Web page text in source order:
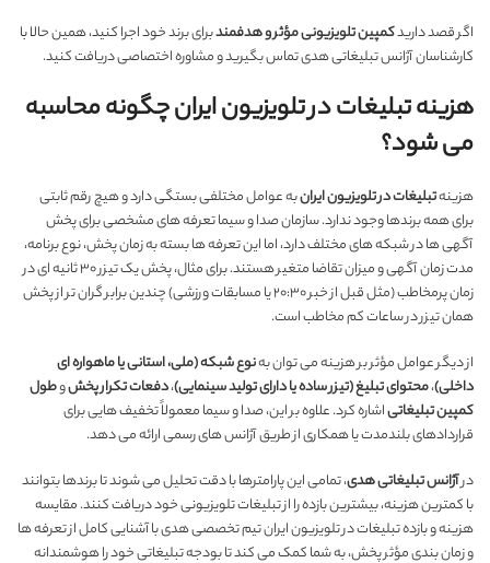
اگر قصد داریدکمپین تلویزیونی مؤثر و هدفمندبرای برند خود اجرا کنید، همین حالا با
کارشناسان آژانس تبلیغاتی هدی تماس بگیرید و مشاوره اختصاصی دریافت کنید.
هزینه تبلیغات در تلویزیون ایران چگونه محاسبه
می شود؟
هزینهتبلیغات در تلویزیون ایرانبه عوامل مختلفی بستگی دارد و هیچ رقم ثابتی
برای همه برندها وجود ندارد. سازمان صدا و سیما تعرفه های مشخصی برای پخش
آگهی ها در شبکه های مختلف دارد، اما این تعرفه ها بسته به زمان پخش، نوع برنامه،
مدت زمان آگهی و میزان تقاضا متغیر هستند. برای مثال، پخش یک تیزر ۳۰ ثانیه ای در
زمان پرمخاطب (مثل قبل از خبر ۲۰:۳۰ یا مسابقات ورزشی) چندین برابر گران تر از پخش
همان تیزر در ساعات کم مخاطب است.
از دیگر عوامل مؤثر بر هزینه می توان بهنوع شبکه (ملی، استانی یا ماهواره ای
داخلی)،محتوای تبلیغ (تیزر ساده یا دارای تولید سینمایی)،دفعات تکرار پخشوطول
کمپین تبلیغاتیاشاره کرد. علاوه بر این، صدا و سیما معمولاً تخفیف هایی برای
قراردادهای بلندمدت یا همکاری از طریق آژانس های رسمی ارائه می دهد.
درآژانس تبلیغاتی هدی، تمامی این پارامترها با دقت تحلیل می شوند تا برندها بتوانند
با کمترین هزینه، بیشترین بازده را از تبلیغات تلویزیونی خود دریافت کنند. مقایسه
هزینه و بازده تبلیغات در تلویزیون ایران تیم تخصصی هدی با آشنایی کامل از تعرفه ها
و زمان بندی مؤثر پخش، به شما کمک می کند تا بودجه تبلیغاتی خود را هوشمندانه